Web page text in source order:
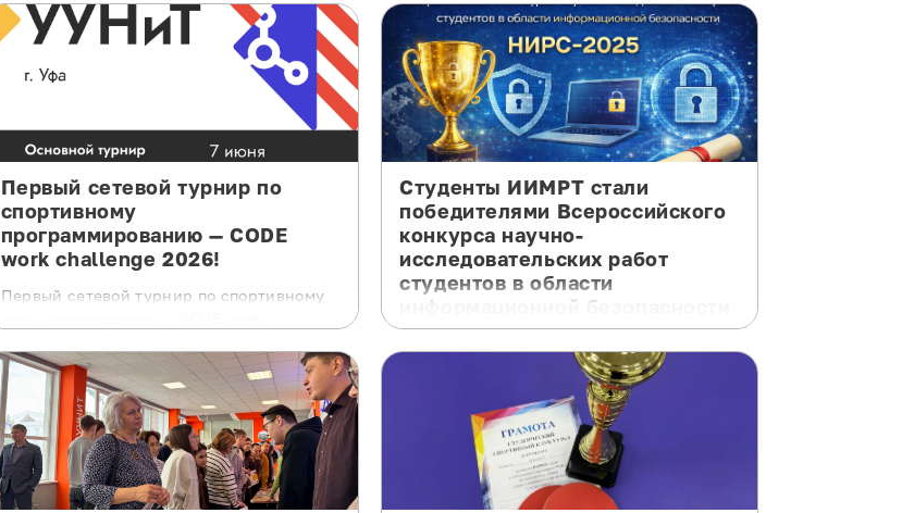
Первый сетевой турнир по
спортивному
программированию — CODE
work challenge 2026!
Первый сетевой турнир по спортивному
Студенты ИИМРТ стали
победителями Всероссийского
конкурса научно-
исследовательских работ
студентов в области
информационной безопасности
Всероссийского конкурса научно-
исследовательских работ студентов в
области информационной безопасности,
проведенного в конце 2025 года: 🥇 1
место: — Тимур Шарапов — Павел
Воробьев 🥈 2 место: — Илья Ванцов 🥉 3
место: — Екатерина Кузнецова — Андрей